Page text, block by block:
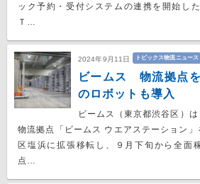
ック予約・受付システムの連携を開始し
Ｔ…
2024年9月11日 トピックス物流ニュース
ビームス 物流拠点
のロボットも導入
ビームス（東京都渋谷区）
物流拠点「ビームス ウエアステーション
区塩浜に拡張移転し、９月下旬から全面
点…